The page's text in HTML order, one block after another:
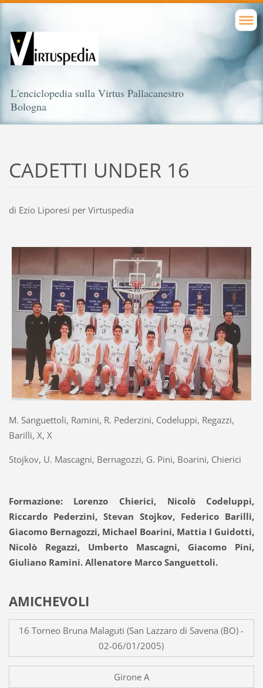
L'enciclopedia sulla Virtus Pallacanestro
Bologna
CADETTI UNDER 16
di Ezio Liporesi per Virtuspedia
M. Sanguettoli, Ramini, R. Pederzini, Codeluppi, Regazzi,
Barilli, X, X
Stojkov, U. Mascagni, Bernagozzi, G. Pini, Boarini, Chierici
Formazione: Lorenzo Chierici, Nicolò Codeluppi,
Riccardo Pederzini, Stevan Stojkov, Federico Barilli,
Giacomo Bernagozzi, Michael Boarini, Mattia I Guidotti,
Nicolò Regazzi, Umberto Mascagni, Giacomo Pini,
Giuliano Ramini. Allenatore Marco Sanguettoli.
AMICHEVOLI
16 Torneo Bruna Malaguti (San Lazzaro di Savena (BO) -
02-06/01/2005)
Girone A